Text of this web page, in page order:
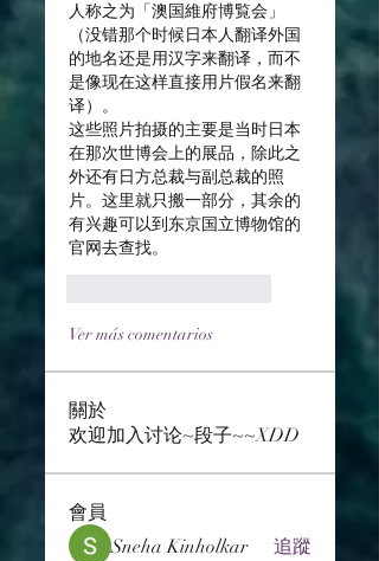
人称之为「澳国維府博覧会 」
（没错那个时候日本人翻译外国
的地名还是用汉字来翻译，而不
是像现在这样直接用片假名来翻
译）。
这些照片拍摄的主要是当时日本
在那次世博会上的展品，除此之
外还有日方总裁与副总裁的照
片。这里就只搬一部分，其余的
有兴趣可以到东京国立博物馆的
官网去查找。
Ver más comentarios
關於
欢迎加入讨论~段子~~XDD
會員
Sneha Kinholkar
追蹤